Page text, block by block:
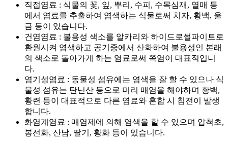
직접염료 : 식물의 꽃, 잎, 뿌리, 수피, 수목심재, 열매 등
에서 염료를 추출하여 염색하는 식물로써 치자, 황백, 울
금 등이 있습니다.
건염염료 : 불용성 색소를 알카리와 하이드로썰파이트로
환원시켜 염색하고 공기중에서 산화하여 불용성인 본래
의 색소로 돌아가게 하는 염료로써 쪽염이 대표적입니
다.
염기성염료 : 동물성 섬유에는 염색을 잘 할 수 있으나 식
물성 섬유는 탄닌산 등으로 미리 매염을 해야하며 황백,
황련 등이 대표적으로 다른 염료와 혼합 시 침전이 발생
합니다.
화염계염료 : 매염제에 의해 염색을 할 수 있으며 압척초,
봉선화, 산남, 딸기, 황화 등이 있습니다.